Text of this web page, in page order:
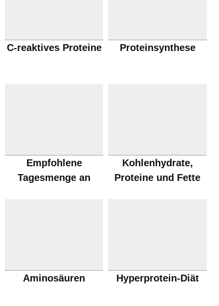
C-reaktives Proteine Proteinsynthese
Empfohlene
Tagesmenge an
Kohlenhydrate,
Proteine und Fette
Aminosäuren Hyperprotein-Diät